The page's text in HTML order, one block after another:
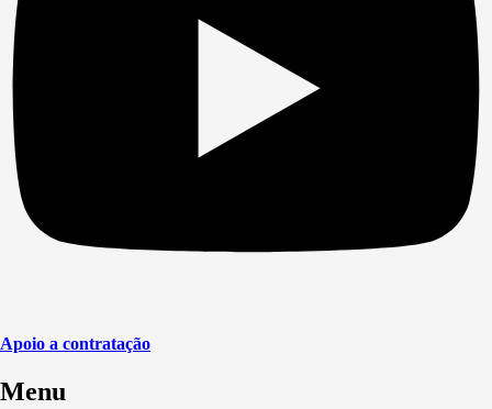
Apoio a contratação
Menu